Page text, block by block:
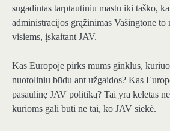
sugadintas tarptautiniu mastu iki taško,
administracijos grąžinimas Vašingtone to
visiems, įskaitant JAV.
Kas Europoje pirks mums ginklus,
nuotoliniu būdu ant užgaidos? Kas
pasaulinę JAV politiką? Tai yra keletas
kurioms gali būti ne tai, ko JAV siekė.